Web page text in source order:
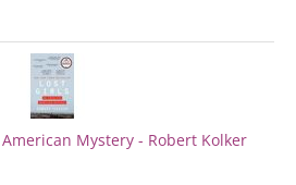
Mystery - Robert Kolker